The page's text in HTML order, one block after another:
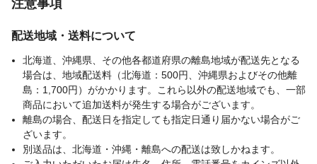
注意事項
配送地域・送料について
北海道、沖縄県、その他各都道府県の離島地域が配送先となる
場合は、地域配送料（北海道：500円、沖縄県およびその他離
島：1,700円）がかかります。これら以外の配送地域でも、一部
商品において追加送料が発生する場合がございます。
離島の場合、配送日を指定しても指定日通り届かない場合がご
ざいます。
別送品は、北海道・沖縄・離島への配送は致しかねます。